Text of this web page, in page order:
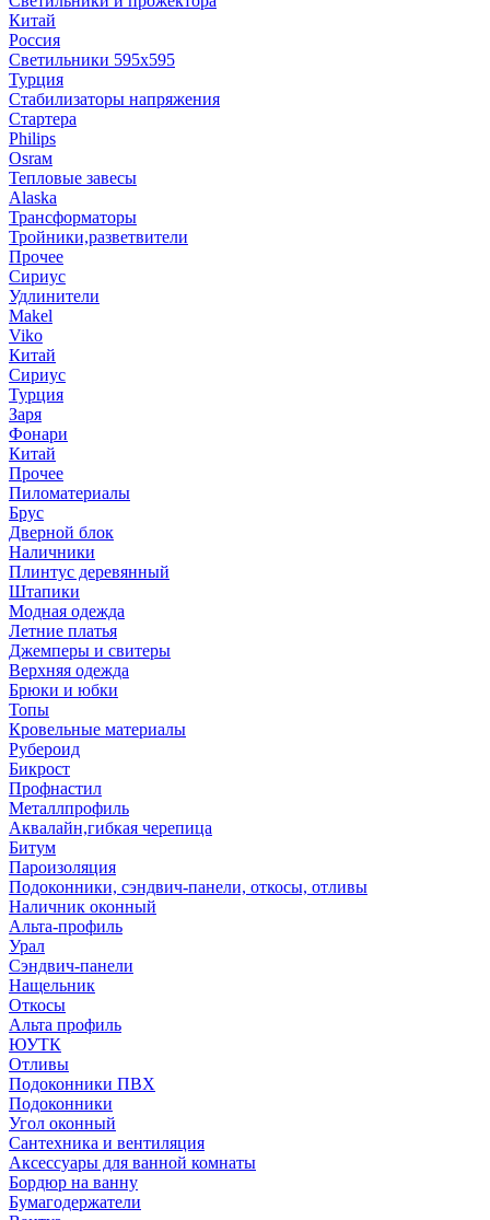
Китай
Россия
Светильники 595х595
Турция
Стабилизаторы напряжения
Стартера
Philips
Оsrам
Тепловые завесы
Alaska
Трансформаторы
Тройники,разветвители
Прочее
Сириус
Удлинители
Makel
Viko
Китай
Сириус
Турция
Заря
Фонари
Китай
Прочее
Пиломатериалы
Брус
Дверной блок
Наличники
Плинтус деревянный
Штапики
Модная одежда
Летние платья
Джемперы и свитеры
Верхняя одежда
Брюки и юбки
Топы
Кровельные материалы
Рубероид
Бикрост
Профнастил
Металлпрофиль
Аквалайн,гибкая черепица
Битум
Пароизоляция
Подоконники, сэндвич-панели, откосы, отливы
Наличник оконный
Альта-профиль
Урал
Сэндвич-панели
Нащельник
Откосы
Альта профиль
ЮУТК
Отливы
Подоконники ПВХ
Подоконники
Угол оконный
Сантехника и вентиляция
Аксессуары для ванной комнаты
Бордюр на ванну
Бумагодержатели